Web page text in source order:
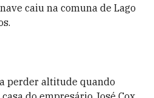
caiu na comuna de Lago
perder altitude quando